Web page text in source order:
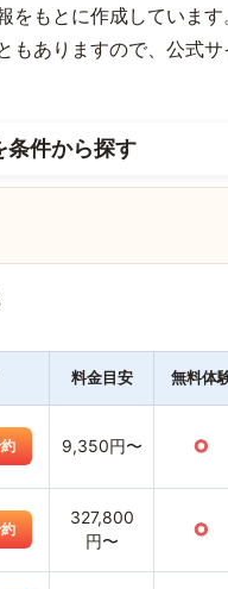
をもとに作成していま
もありますので、公式サ
条件から探す
料金目安 無料体
9,350円〜 ○
327,800
円〜
○